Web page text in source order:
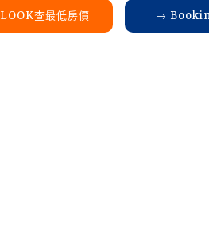
查最低房價 →